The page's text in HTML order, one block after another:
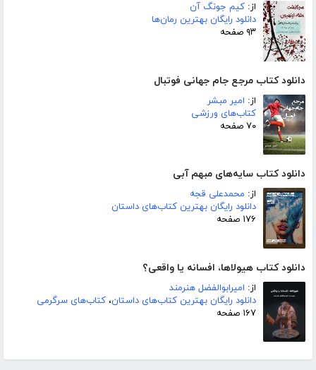
از: کیم جونگ آن
دانلود رایگان بهترین رمان‌ها
۹۳ صفحه
دانلود کتاب مرجع جام جهانی فوتبال
از: امیر مبشر
کتاب‌های ورزشی
۷۰ صفحه
دانلود کتاب سایه‌های مبهم آبی
از: محمدعلی قجه
دانلود رایگان بهترین کتاب‌های داستان
۱۷۶ صفحه
دانلود کتاب هیولاها، افسانه یا واقعی؟
از: امیرابوالفضل هنرمند
دانلود رایگان بهترین کتاب‌های داستان، کتاب‌های سرگرمی
۱۶۷ صفحه